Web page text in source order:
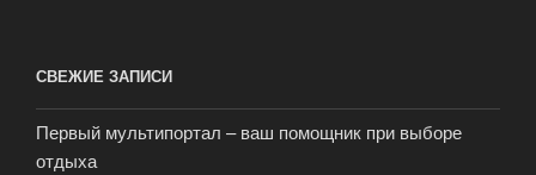
СВЕЖИЕ ЗАПИСИ
Первый мультипортал – ваш помощник при выборе
отдыха